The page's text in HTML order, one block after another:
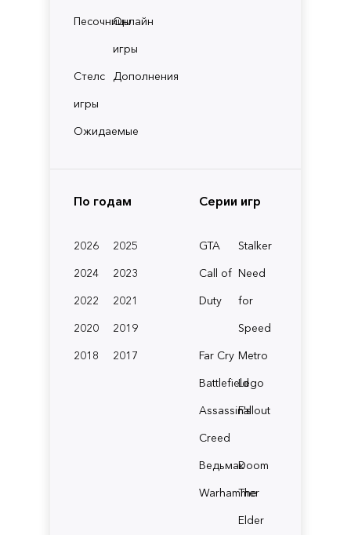
ПесочницыОнлайн
игры
Стелс
игры
Дополнения
Ожидаемые
По годам
2026
2025
2024
2023
2022
2021
2020
2019
2018
2017
Серии игр
GTA
Stalker
Call of
Duty
Need
for
Speed
Far Cry Metro
BattlefieldLego
Assassin's
Creed
Fallout
ВедьмакDoom
Warhammer
The
Elder